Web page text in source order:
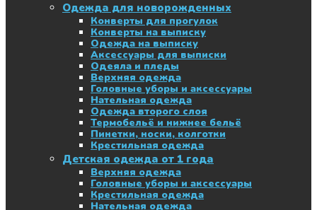
Одежда для новорожденных
Конверты для прогулок
Конверты на выписку
Одежда на выписку
Аксессуары для выписки
Одеяла и пледы
Верхняя одежда
Головные уборы и аксессуары
Нательная одежда
Одежда второго слоя
Термобельё и нижнее бельё
Пинетки, носки, колготки
Крестильная одежда
Детская одежда от 1 года
Верхняя одежда
Головные уборы и аксессуары
Крестильная одежда
Нательная одежда